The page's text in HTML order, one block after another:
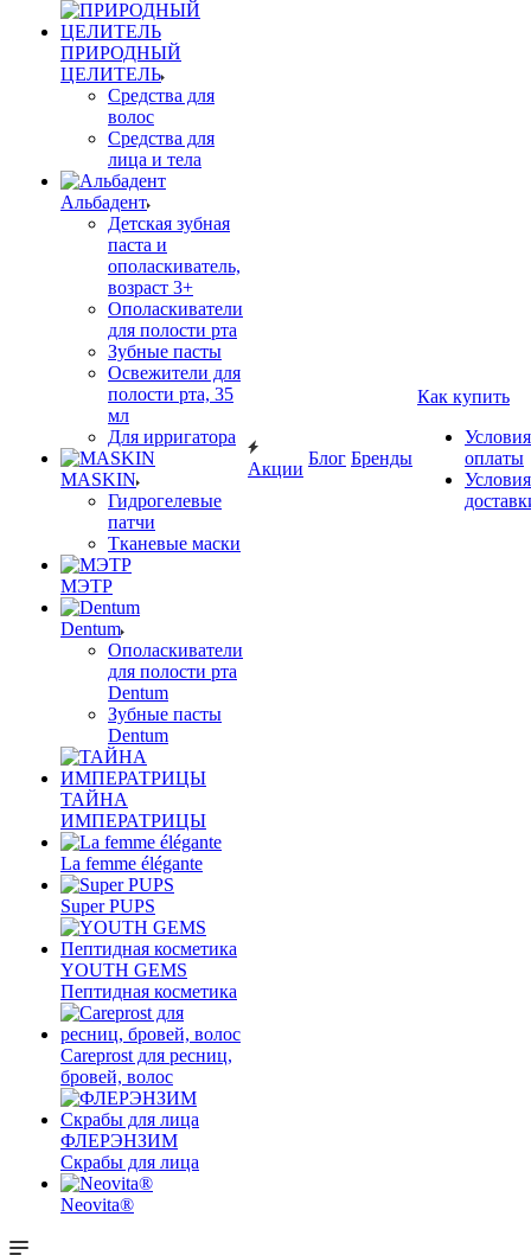
ПРИРОДНЫЙ
ЦЕЛИТЕЛЬ
Средства для
волос
Средства для
лица и тела
Альбадент
Детская зубная
паста и
ополаскиватель,
возраст 3+
Ополаскиватели
для полости рта
Зубные пасты
Освежители для
полости рта, 35
мл
Для ирригатора
MASKIN
Гидрогелевые
патчи
Тканевые маски
МЭТР
Dentum
Ополаскиватели
для полости рта
Dentum
Зубные пасты
Dentum
ТАЙНА
ИМПЕРАТРИЦЫ
La femme élégante
Super PUPS
YOUTH GEMS
Пептидная косметика
Careprost для ресниц,
бровей, волос
ФЛЕРЭНЗИМ
Скрабы для лица
Neovita®
Акции
Блог Бренды
Как купить
Условия
оплаты
Условия